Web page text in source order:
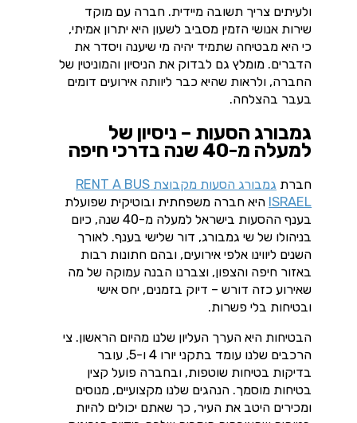
ולעיתים צריך תשובה מיידית. חברה עם מוקד
שירות אנושי הזמין מסביב לשעון היא יתרון אמיתי,
כי היא מבטיחה שתמיד יהיה מי שיענה ויסדר את
הדברים. מומלץ גם לבדוק את הניסיון והמוניטין של
החברה, ולראות שהיא כבר ליוותה אירועים דומים
בעבר בהצלחה.
גמבורג הסעות – ניסיון של
למעלה מ-40 שנה בדרכי חיפה
חברת
גמבורג הסעות מקבוצת RENT A BUS
ISRAEL היא חברה משפחתית ובוטיקית שפועלת
בענף ההסעות בישראל למעלה מ-40 שנה, כיום
בניהולו של שי גמבורג, דור שלישי בענף. לאורך
השנים ליווינו אלפי אירועים, ובהם חתונות רבות
באזור חיפה והצפון, וצברנו הבנה עמוקה של מה
שאירוע כזה דורש – דיוק בזמנים, יחס אישי
ובטיחות בלי פשרות.
הבטיחות היא הערך העליון שלנו מהיום הראשון. צי
הרכבים שלנו עומד בתקני יורו 4 ו-5, עובר
בדיקות בטיחות שוטפות, ובחברה פועל קצין
בטיחות מוסמך. הנהגים שלנו מקצועיים, מנוסים
ומכירים היטב את העיר, כך שאתם יכולים להיות